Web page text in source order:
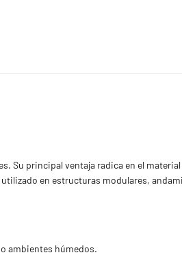
Su principal ventaja radica en el
en estructuras modulares,
ambientes húmedos.